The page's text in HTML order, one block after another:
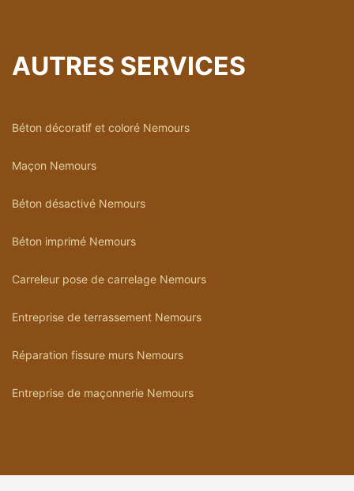
AUTRES SERVICES
Béton décoratif et coloré Nemours
Maçon Nemours
Béton désactivé Nemours
Béton imprimé Nemours
Carreleur pose de carrelage Nemours
Entreprise de terrassement Nemours
Réparation fissure murs Nemours
Entreprise de maçonnerie Nemours